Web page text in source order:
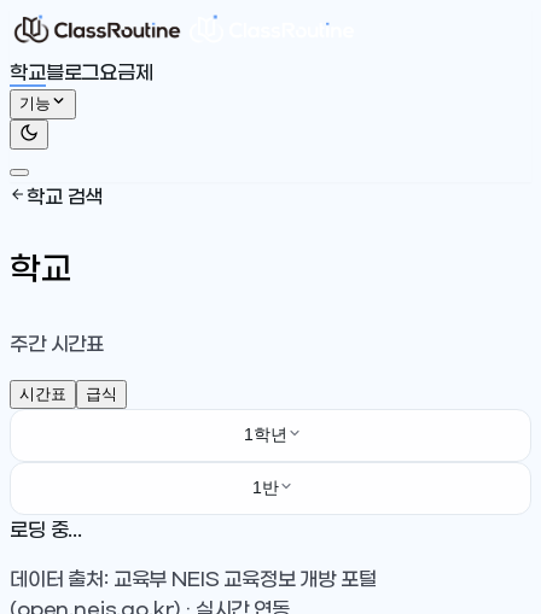
학교블로그요금제
기능
학교 검색
학교
주간 시간표
시간표 급식
1학년
1반
로딩 중...
데이터 출처: 교육부 NEIS 교육정보 개방 포털